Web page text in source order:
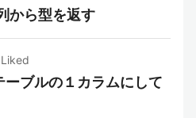
から型を返す
ブルの１カラムにして